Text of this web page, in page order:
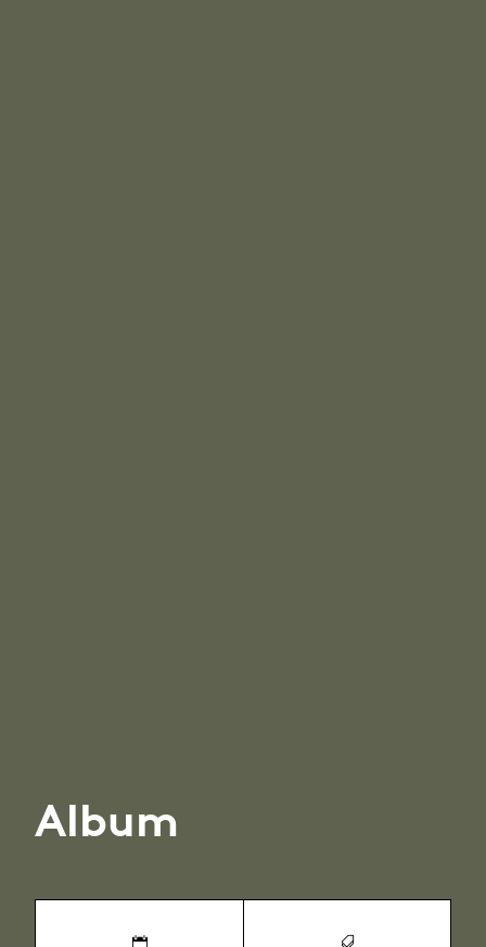
Album